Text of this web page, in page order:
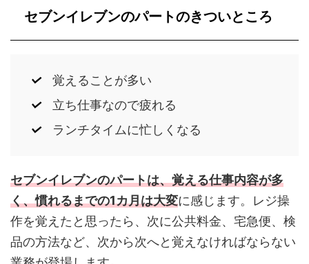
セブンイレブンのパートのきついところ
覚えることが多い
立ち仕事なので疲れる
ランチタイムに忙しくなる
セブンイレブンのパートは、覚える仕事内容が多
く、慣れるまでの1カ月は大変に感じます。レジ操
作を覚えたと思ったら、次に公共料金、宅急便、検
品の方法など、次から次へと覚えなければならない